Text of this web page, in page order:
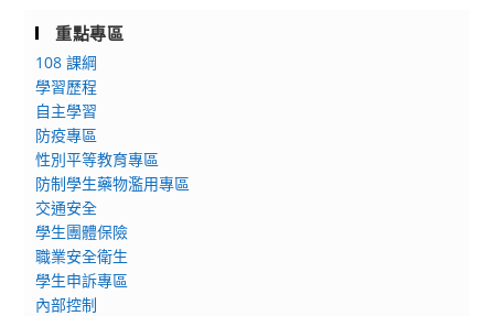
重點專區
108 課綱
學習歷程
自主學習
防疫專區
性別平等教育專區
防制學生藥物濫用專區
交通安全
學生團體保險
職業安全衛生
學生申訴專區
內部控制